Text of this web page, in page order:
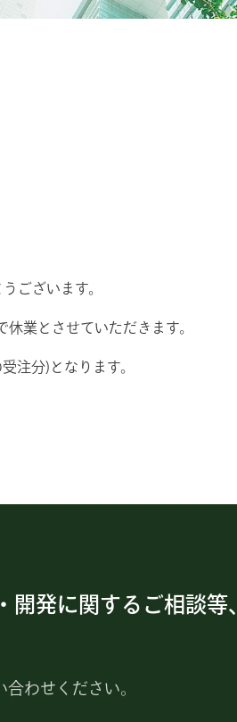
ございます。
業とさせていただきます。
注分)となります。
開発に関するご相談等
わせください。